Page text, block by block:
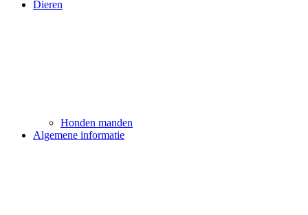
Dieren
Honden manden
Algemene informatie